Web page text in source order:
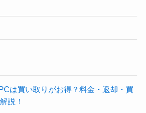
は買い取りがお得？料金・返却・買
説！